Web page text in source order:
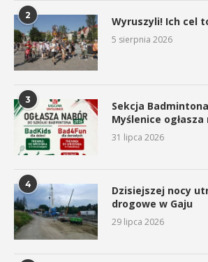
2 Wyruszyli! Ich cel
5 sierpnia 2026
3
Sekcja
Myślenice ogłasza
31 lipca 2026
4
Dzisiejszej nocy
drogowe w Gaju
29 lipca 2026